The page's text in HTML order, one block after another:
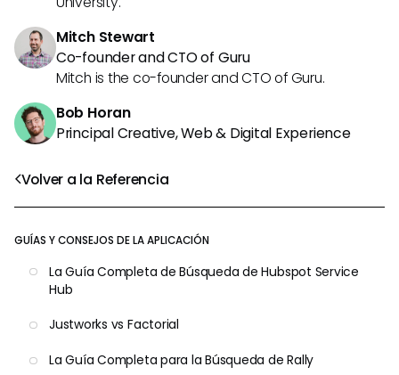
Volver a la Referencia
GUÍAS Y CONSEJOS DE LA APLICACIÓN
La Guía Completa de Búsqueda de Hubspot Service
Hub
Justworks vs Factorial
La Guía Completa para la Búsqueda de Rally
Mitch Stewart
Co-founder and CTO of Guru
Mitch is the co-founder and CTO of Guru.
Bob Horan
Principal Creative, Web & Digital Experience